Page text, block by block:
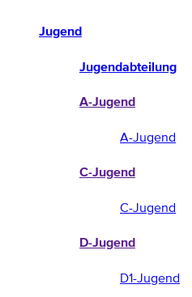
Jugend
Jugendabteilung
A-Jugend
A-Jugend
C-Jugend
C-Jugend
D-Jugend
D1-Jugend